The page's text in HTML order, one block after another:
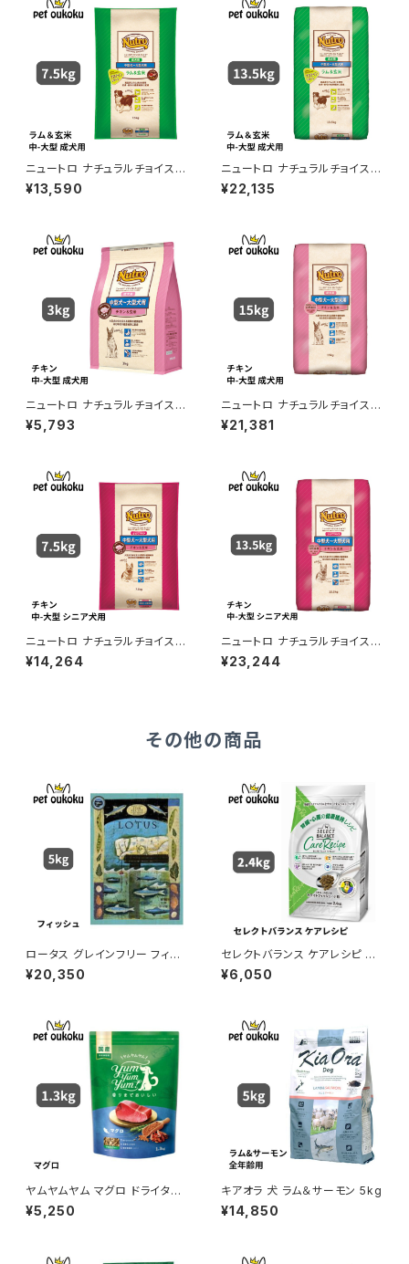
ニュートロ ナチュラルチョイス
ラム＆玄米 中型犬〜大型犬 成
犬用 7.5kg 456235878678
¥13,590
ニュートロ ナチュラルチョイス
ラム＆玄米 中型犬〜大型犬 成
犬用 13.5kg 007910511350
¥22,135
ニュートロ ナチュラルチョイス
チキン＆玄米 中型犬〜大型犬
成犬用 3kg 456235878369
¥5,793
ニュートロ ナチュラルチョイス
チキン＆玄米 中型犬〜大型犬
成犬用 15kg 007910510075
¥21,381
ニュートロ ナチュラルチョイス
チキン＆玄米 中型〜大型犬 エ
イジングケア 7.5kg 4562358
¥14,264
ニュートロ ナチュラルチョイス
チキン＆玄米 中型〜大型犬 エ
イジングケア 13.5kg 007910
¥23,244
その他の商品
ロータス グレインフリー フィッ
シュレシピ 小粒 5kg
¥20,350
セレクトバランス ケアレシピ ホ
ワイトフィッシュ 小粒 腎臓・心臓
の健康維持レシピ 1才以上の成
¥6,050
ヤムヤムヤム マグロ ドライタイ
プ 1.3kg yum yum yum ! 45
71245859372
¥5,250
キアオラ 犬 ラム＆サーモン 5kg
¥14,850